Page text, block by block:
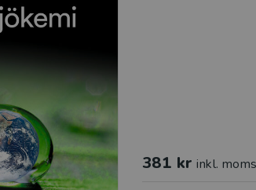
381 kr inkl. moms